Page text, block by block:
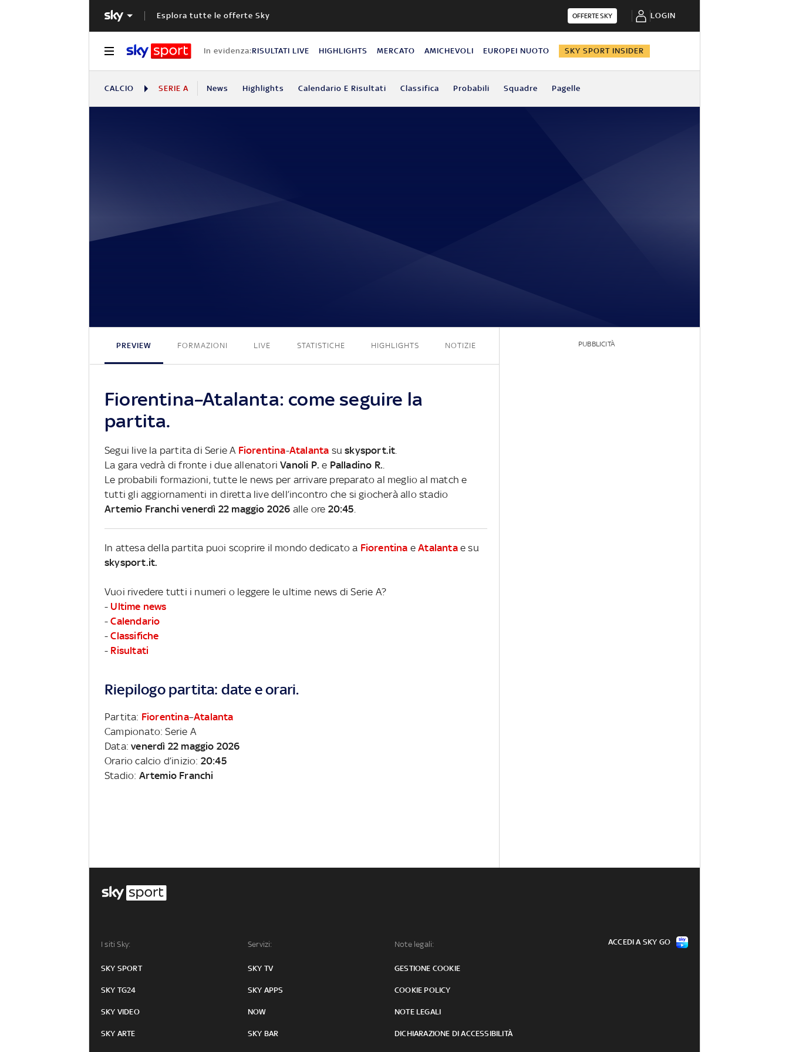
Esplora tutte le offerte Sky OFFERTE SKY LOGIN
In evidenza:RISULTATI LIVE HIGHLIGHTS MERCATO AMICHEVOLI EUROPEI NUOTO SKY SPORT INSIDER
CALCIO SERIE A News Highlights Calendario E Risultati Classifica Probabili Squadre Pagelle
PREVIEW FORMAZIONI LIVE STATISTICHE HIGHLIGHTS NOTIZIE
Fiorentina–Atalanta: come seguire la
partita.
Segui live la partita di Serie A Fiorentina-Atalanta suskysport.it
La gara vedrà di fronte i due allenatoriVanoli P. e Palladino R.
Le probabili formazioni, tutte le news per arrivare preparato al meglio al match e
tutti gli aggiornamenti in diretta live dell’incontro che si giocherà allo stadio
Artemio Franchi venerdì 22 maggio 2026 alle ore 20:45
In attesa della partita puoi scoprire il mondo dedicato a Fiorentina eAtalantae su
skysport.it.
Vuoi rivedere tutti i numeri o leggere le ultime news di Serie A?
- Ultime news
-Calendario
-Classifiche
- Risultati
Riepilogo partita: date e orari.
Partita: Fiorentina–Atalanta
Campionato: Serie A
Data:venerdì 22 maggio 2026
Orario calcio d’inizio: 20:45
Stadio: Artemio Franchi
PUBBLICITÀ
I siti Sky:
SKY SPORT
SKY TG24
SKY VIDEO
SKY ARTE
Servizi:
SKY TV
SKY APPS
NOW
SKY BAR
Note legali:
GESTIONE COOKIE
COOKIE POLICY
NOTE LEGALI
DICHIARAZIONE DI ACCESSIBILITÀ
ACCEDI A SKY GO